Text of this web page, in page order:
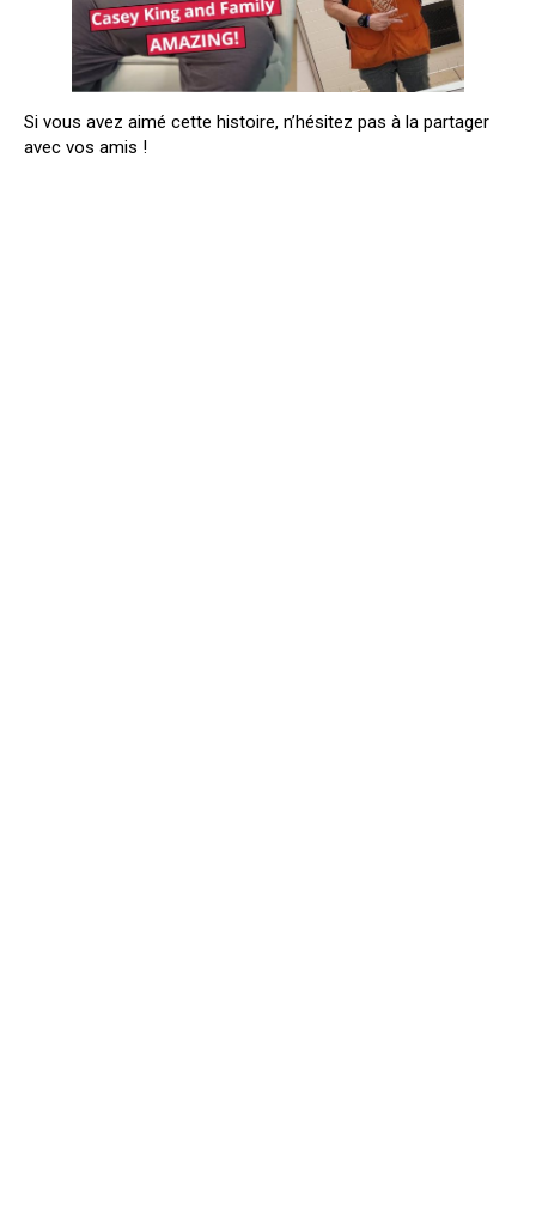
Si vous avez aimé cette histoire, n’hésitez pas à la partager
avec vos amis !